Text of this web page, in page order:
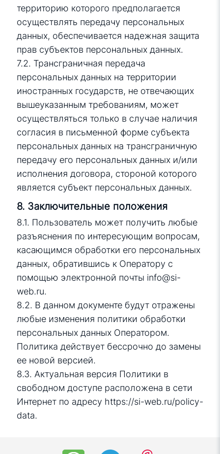
территорию которого предполагается
осуществлять передачу персональных
данных, обеспечивается надежная защита
прав субъектов персональных данных.
7.2. Трансграничная передача
персональных данных на территории
иностранных государств, не отвечающих
вышеуказанным требованиям, может
осуществляться только в случае наличия
согласия в письменной форме субъекта
персональных данных на трансграничную
передачу его персональных данных и/или
исполнения договора, стороной которого
является субъект персональных данных.
8. Заключительные положения
8.1. Пользователь может получить любые
разъяснения по интересующим вопросам,
касающимся обработки его персональных
данных, обратившись к Оператору с
помощью электронной почты info@si-
web.ru.
8.2. В данном документе будут отражены
любые изменения политики обработки
персональных данных Оператором.
Политика действует бессрочно до замены
ее новой версией.
8.3. Актуальная версия Политики в
свободном доступе расположена в сети
Интернет по адресу https://si-web.ru/policy-
data.